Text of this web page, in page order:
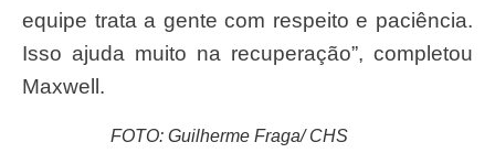
equipe trata a gente com respeito e paciência.
Isso ajuda muito na recuperação”, completou
Maxwell.
FOTO: Guilherme Fraga/ CHS